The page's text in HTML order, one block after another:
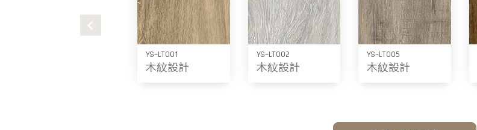
YS-LT001
木紋設計
YS-LT002
木紋設計
YS-LT005
木紋設計